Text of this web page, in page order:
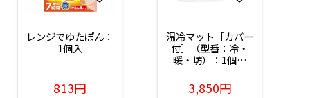
レンジでゆたぽん：
1個入
813円
温冷マット［カバー
付］（型番：冷・
暖・坊）：1個入
01）
3,850円